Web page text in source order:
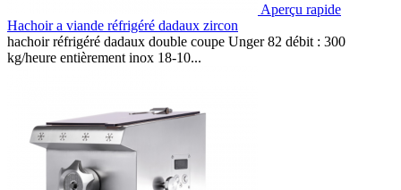
Aperçu rapide
Hachoir a viande réfrigéré dadaux zircon
hachoir réfrigéré dadaux double coupe Unger 82 débit : 300
kg/heure entièrement inox 18-10...